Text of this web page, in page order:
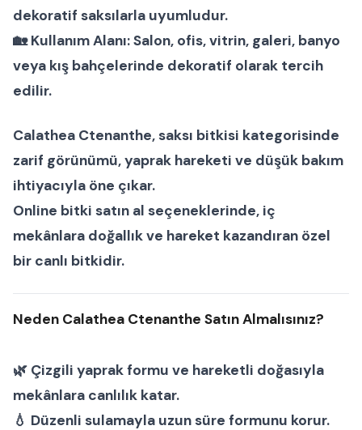
dekoratif saksılarla uyumludur.
🏡Kullanım Alanı:Salon, ofis, vitrin, galeri, banyo
veya kış bahçelerinde dekoratif olarak tercih
edilir.
Calathea Ctenanthe,saksı bitkisi kategorisinde
zarif görünümü, yaprak hareketi ve düşük bakım
ihtiyacıyla öne çıkar.
Online bitki satın al seçeneklerinde, iç
mekânlara doğallık ve hareket kazandıran özel
bir canlı bitkidir.
Neden Calathea Ctenanthe Satın Almalısınız?
🌿 Çizgili yaprak formu ve hareketli doğasıyla
mekânlara canlılık katar.
💧 Düzenli sulamayla uzun süre formunu korur.